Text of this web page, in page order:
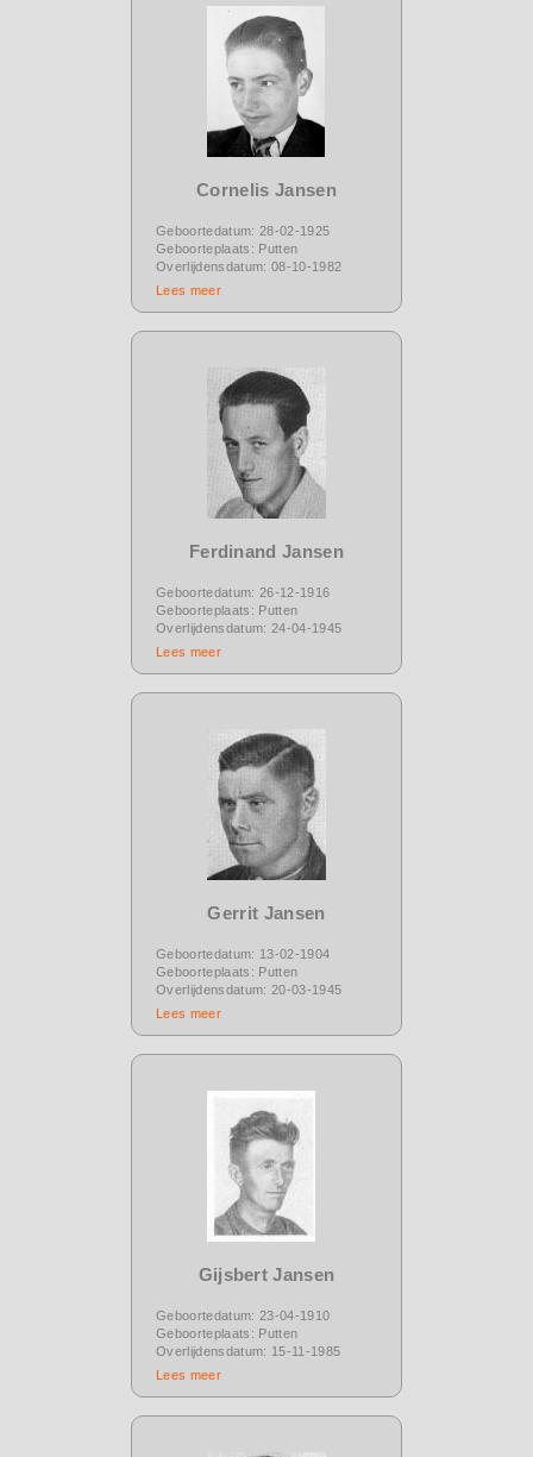
Cornelis Jansen
Geboortedatum: 28-02-1925
Geboorteplaats: Putten
Overlijdensdatum: 08-10-1982
Lees meer
Ferdinand Jansen
Geboortedatum: 26-12-1916
Geboorteplaats: Putten
Overlijdensdatum: 24-04-1945
Lees meer
Gerrit Jansen
Geboortedatum: 13-02-1904
Geboorteplaats: Putten
Overlijdensdatum: 20-03-1945
Lees meer
Gijsbert Jansen
Geboortedatum: 23-04-1910
Geboorteplaats: Putten
Overlijdensdatum: 15-11-1985
Lees meer